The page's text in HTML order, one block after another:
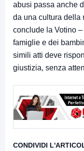
abusi passa anche
da una cultura della
conclude la Votino
famiglie e dei
simili atti deve
giustizia, senza
CONDIVIDI